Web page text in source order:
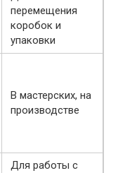
перемещения
коробок и
упаковки
В мастерских, на
производстве
Для работы с